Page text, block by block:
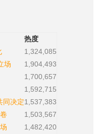
热度
1,324,085
场
1,904,493
1,700,657
1,592,715
同决定1,537,383
1,503,567
1,482,420